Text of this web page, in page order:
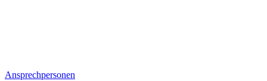
Ansprechpersonen